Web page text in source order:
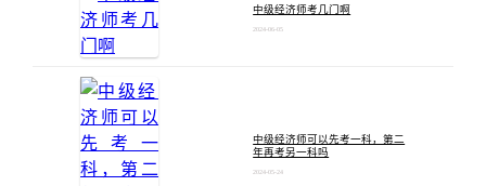
中级经济师考几门啊
2024-06-05
中级经济师可以先考一科，第二
年再考另一科吗
2024-05-24